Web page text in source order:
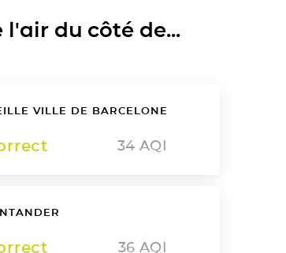
du côté de...
VILLE DE BARCELONE
34 AQI
36 AQI